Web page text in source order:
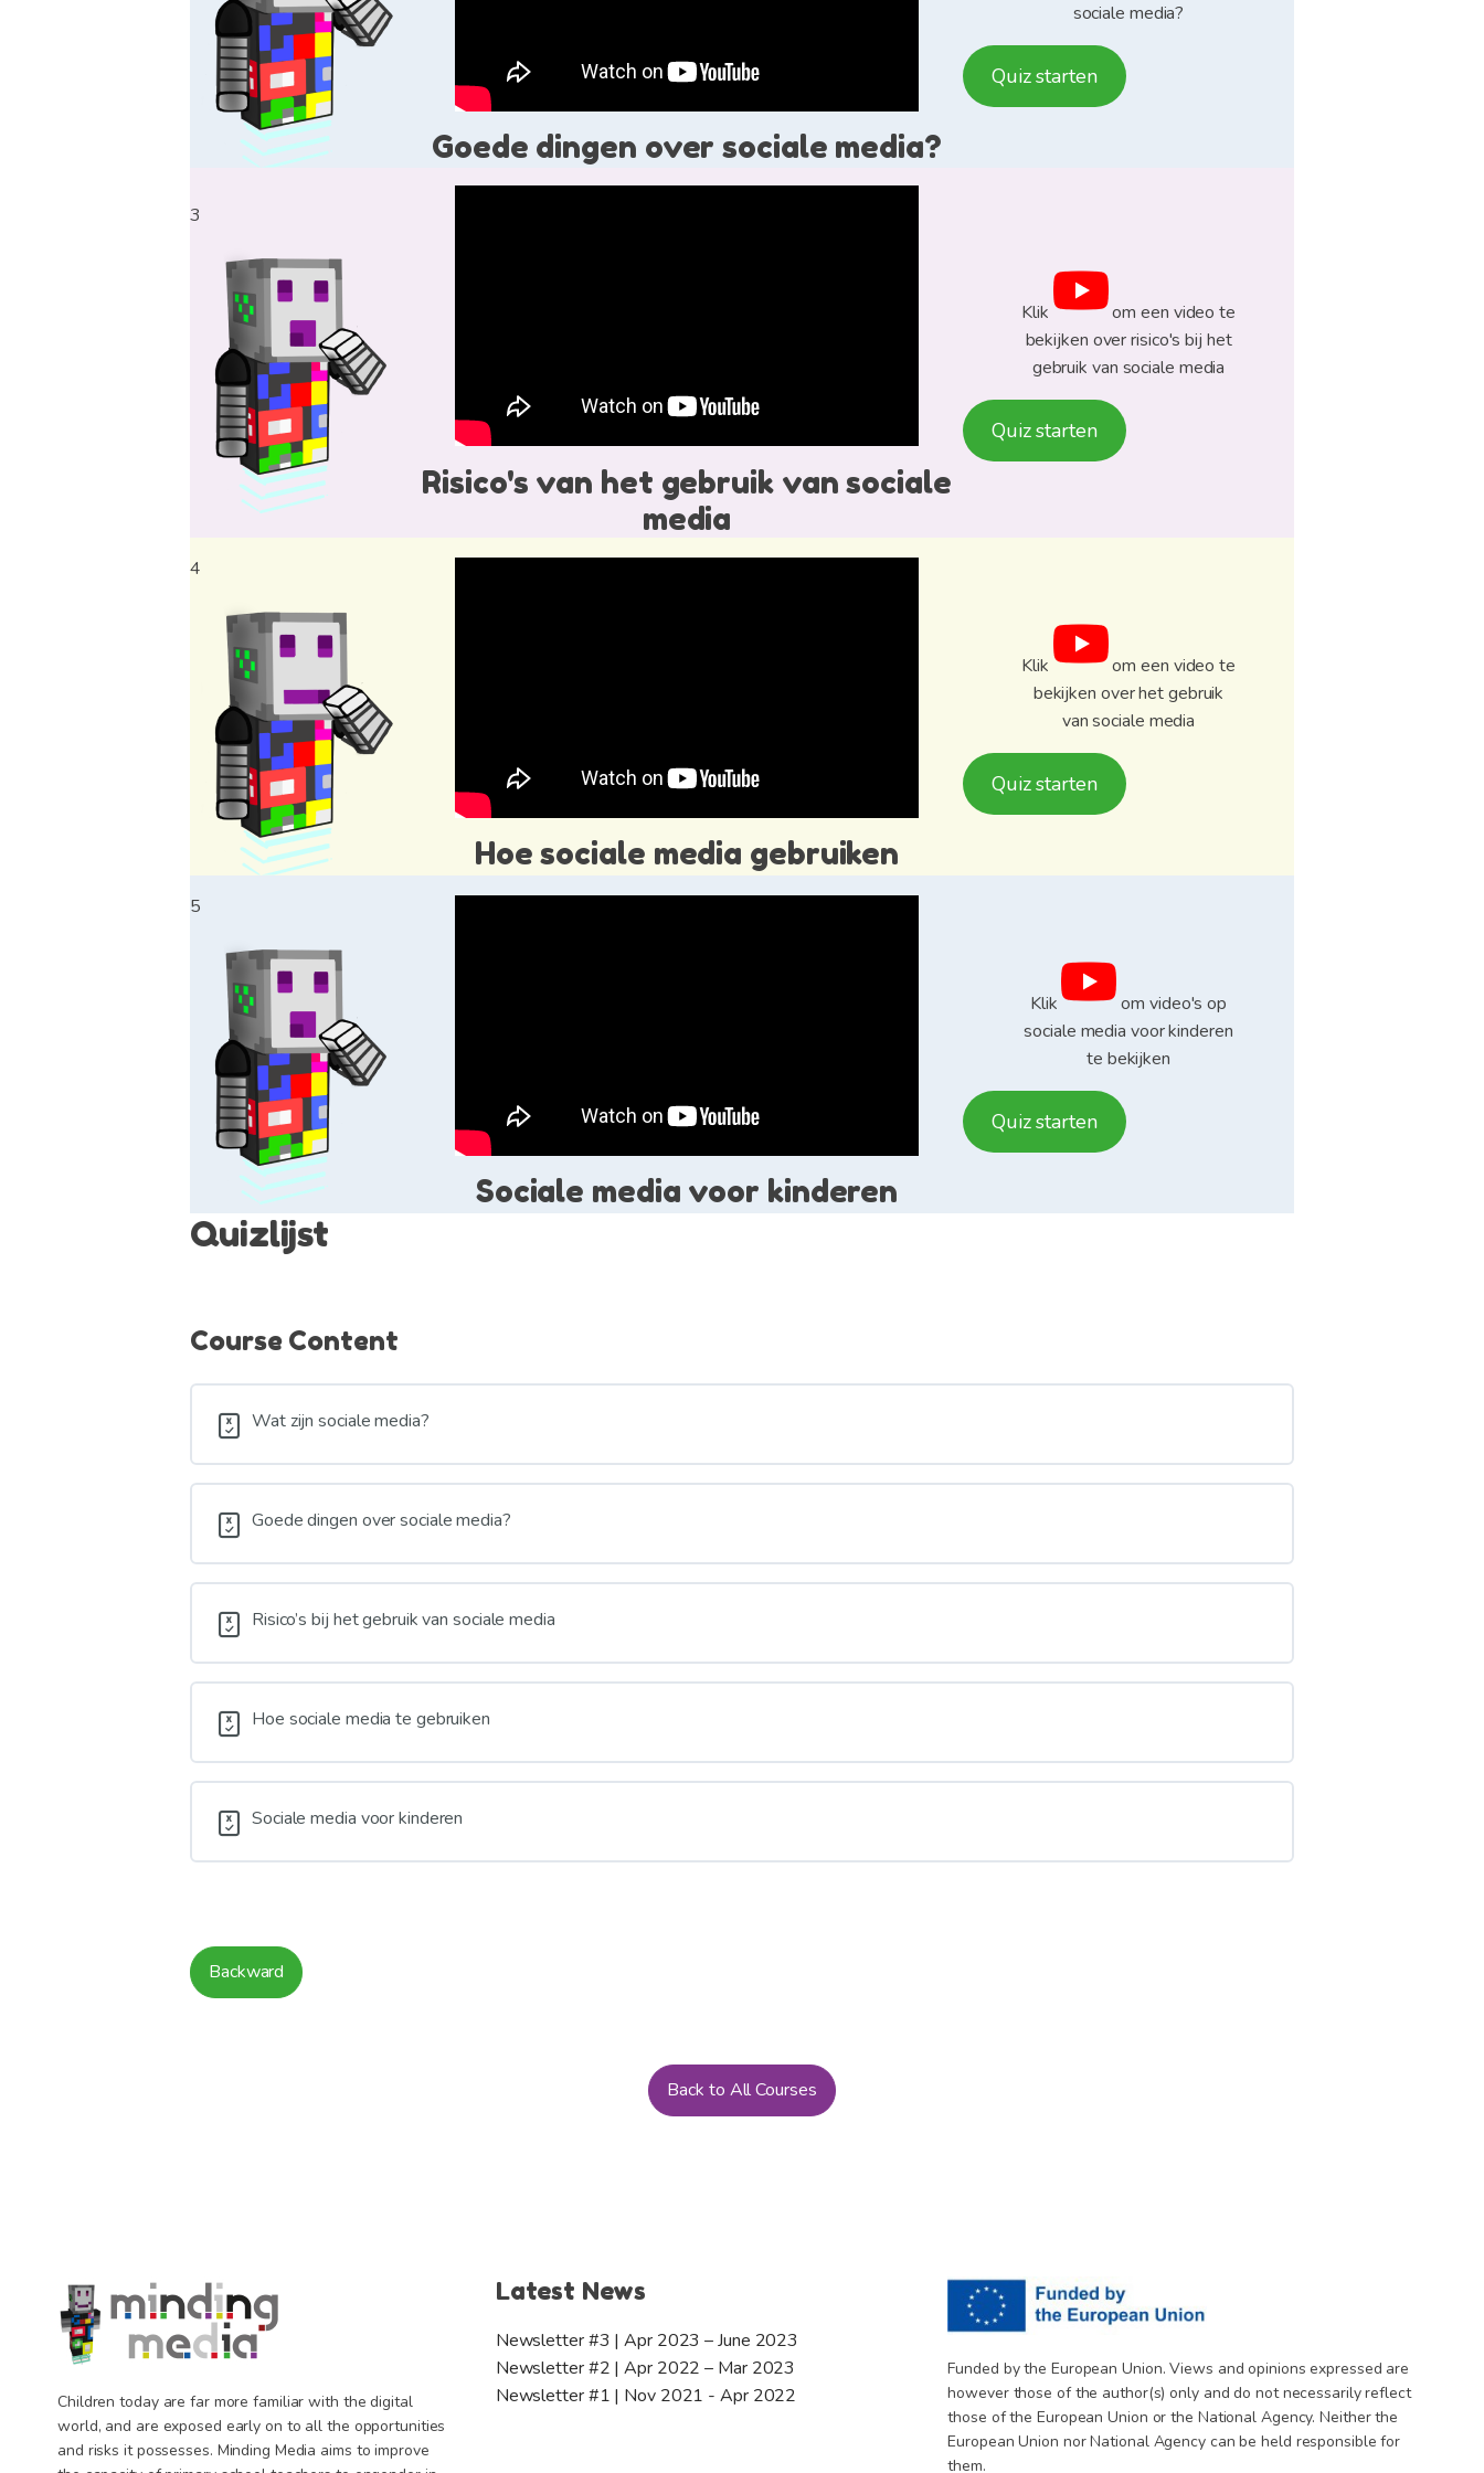
Goede dingen over sociale media?
sociale media?
Quiz starten
3
Risico's van het gebruik van sociale
media
Klik
om een ​​video te
bekijken over risico's bij het
gebruik van sociale media
Quiz starten
4
Hoe sociale media gebruiken
Klik
om een ​​video te
bekijken over het gebruik
van sociale media
Quiz starten
5
Sociale media voor kinderen
Klik
om video's op
sociale media voor kinderen
te bekijken
Quiz starten
Quizlijst
Course Content
Wat zijn sociale media?
Goede dingen over sociale media?
Risico’s bij het gebruik van sociale media
Hoe sociale media te gebruiken
Sociale media voor kinderen
Backward
Back to All Courses
Children today are far more familiar with the digital
world, and are exposed early on to all the opportunities
and risks it possesses. Minding Media aims to improve
Latest News
Newsletter #3 | Apr 2023 – June 2023
Newsletter #2 | Apr 2022 – Mar 2023
Newsletter #1 | Nov 2021 - Apr 2022
Funded by the European Union. Views and opinions expressed are
however those of the author(s) only and do not necessarily reflect
those of the European Union or the National Agency. Neither the
European Union nor National Agency can be held responsible for
them.